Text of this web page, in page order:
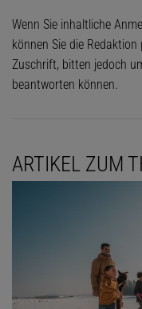
Wenn Sie inhaltliche
können Sie die Redaktion
Zuschrift, bitten jedoch
beantworten können.
ARTIKEL ZUM